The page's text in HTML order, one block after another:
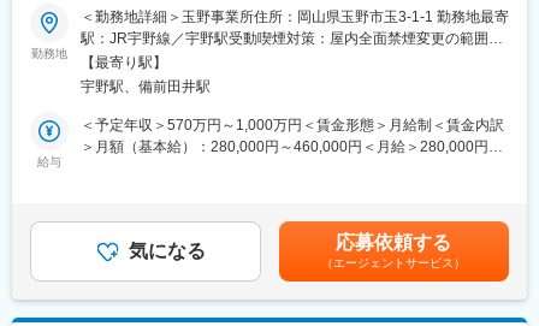
がいにつながります。
■働き方・出張について：
・国内メインで、2か月に1回程度、日帰り～3日程度が主。
・主には兵庫県、広島県、香川県、愛媛県、その他造船所がある
箇所
※スキルや担当エリアにより若干異なる可能性はございます。
・２～３日間、安全研修・工具の使用方法の研修
・現場へ配属後、先輩・リーダーのもとOJT
・これまでのご経験にもよりますが、５年で一人前と言われるレ
で、教育体制は整っています。
トップシェア製品である舶用大型エンジンや、化学プラントで使
用される圧力容器の部材の製造工程（溶接部門）における生産技
術をお任せします。
■具体的には：
溶接施工法の検討や指示、現場の工程管理等をお任せします。
実際に現場で溶接・塗装・熱処理作業をするポジションではあり
めることができるよう、製造工程の見直しや指示等を行うことが
ミッションです。
・溶接、塗装、熱処理などの業務スタッフ、設備の管理
勤務地
＜勤務地詳細＞玉野事業所住所：岡山県玉野市玉3-1-1 勤務地最寄
駅：JR宇野線／宇野駅受動喫煙対策：屋内全面禁煙変更の範囲：
会社の定める事業所（リモートワーク含む）
【最寄り駅】
宇野駅、備前田井駅
給与
＜予定年収＞570万円～1,000万円＜賃金形態＞月給制＜賃金内訳
＞月額（基本給）：280,000円～460,000円＜月給＞280,000円～
更になる場合もございます。■新卒入社モデル年収(大卒)：27歳
(入社5年目) 650万円 / 32歳(入社10年目) 870万円賃金はあくま
でも目安の金額であり、選考を通じて上下する可能性がありま
す。月給(月額)は固定手当を含めた表記です。
気になる 応募依頼する
（エージェントサービス）